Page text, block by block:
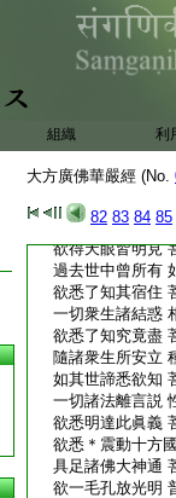
組織 利
大方廣佛華嚴經 (No.
82 83 84 85
諸禪解脱及三昧
欲悉了知入住出
隨諸衆生根利鈍
欲悉了達分別知
衆生諸界各差別
一切有爲諸行道
悉欲了知其實性
一切世界諸衆生
欲得天眼皆明見
過去世中曾所有
欲悉了知其宿住
一切衆生諸結惑
欲悉了知究竟盡
隨諸衆生所安立
如其世諦悉欲知
一切諸法離言説
欲悉明達此眞義
欲悉＊震動十方
具足諸佛大神通
欲一毛孔放光明